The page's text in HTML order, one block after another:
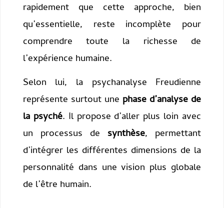
rapidement que cette approche, bien
qu’essentielle, reste incomplète pour
comprendre toute la richesse de
l’expérience humaine.
Selon lui, la psychanalyse Freudienne
représente surtout une phase d’analyse de
la psyché. Il propose d’aller plus loin avec
un processus de synthèse, permettant
d’intégrer les différentes dimensions de la
personnalité dans une vision plus globale
de l’être humain.